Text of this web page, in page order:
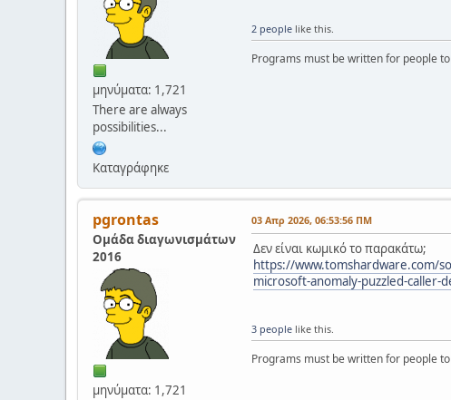
μηνύματα: 1,721
There are always
possibilities...
Καταγράφηκε
2 people like this.
Programs must be written for people
pgrontas
Ομάδα διαγωνισμάτων
2016
μηνύματα: 1,721
03 Απρ 2026, 06:53:56 ΠΜ
Δεν είναι κωμικό το παρακάτω;
https://www.tomshardware.com/
microsoft-anomaly-puzzled-
3 people like this.
Programs must be written for people